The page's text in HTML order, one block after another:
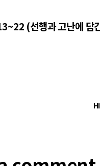
(선행과 고난에 담